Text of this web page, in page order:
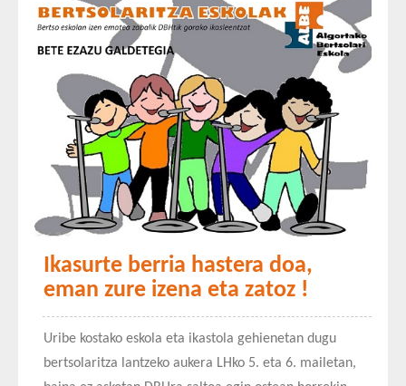
Ikasurte berria hastera doa,
eman zure izena eta zatoz !
Uribe kostako eskola eta ikastola gehienetan dugu
bertsolaritza lantzeko aukera LHko 5. eta 6. mailetan,